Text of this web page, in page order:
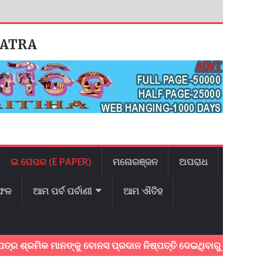
ଇ ପେପର (E PAPER) ମନୋରଞ୍ଜନ ଅପରାଧ
ଆମ ପର୍ବ ପର୍ବାଣୀ ଆମ ଐତିହ
ମାନଙ୍କୁ ବୋନସ ପ୍ରଦାନ ନିଷ୍ପତ୍ତି ଦେଇଥିବାରୁ ମୁଖ୍ୟମନ୍ତ୍ରୀଙ୍କୁ